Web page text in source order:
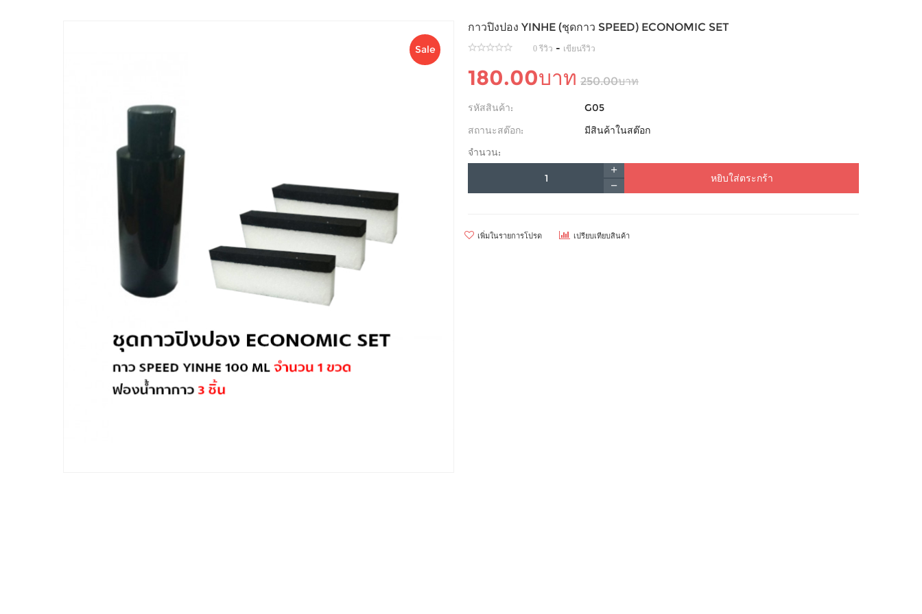
Sale
กาวปิงปอง YINHE (ชุดกาว SPEED) ECONOMIC SET
0 รีวิว - เขียนรีวิว
180.00บาท 250.00บาท
รหัสสินค้า:
G05
สถานะสต๊อก:
มีสินค้าในสต๊อก
จำนวน:
หยิบใส่ตระกร้า
เพิ่มในรายการโปรด เปรียบเทียบสินค้า